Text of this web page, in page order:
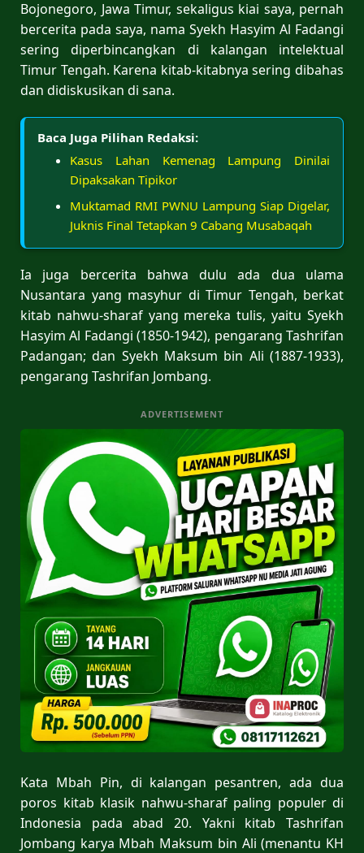
Bojonegoro, Jawa Timur, sekaligus kiai saya, pernah
bercerita pada saya, nama Syekh Hasyim Al Fadangi
sering diperbincangkan di kalangan intelektual
Timur Tengah. Karena kitab-kitabnya sering dibahas
dan didiskusikan di sana.
Baca Juga Pilihan Redaksi:
Kasus Lahan Kemenag Lampung Dinilai
Dipaksakan Tipikor
Muktamad RMI PWNU Lampung Siap Digelar,
Juknis Final Tetapkan 9 Cabang Musabaqah
Ia juga bercerita bahwa dulu ada dua ulama
Nusantara yang masyhur di Timur Tengah, berkat
kitab nahwu-sharaf yang mereka tulis, yaitu Syekh
Hasyim Al Fadangi (1850-1942), pengarang Tashrifan
Padangan; dan Syekh Maksum bin Ali (1887-1933),
pengarang Tashrifan Jombang.
ADVERTISEMENT
Kata Mbah Pin, di kalangan pesantren, ada dua
poros kitab klasik nahwu-sharaf paling populer di
Indonesia pada abad 20. Yakni kitab Tashrifan
Jombang karya Mbah Maksum bin Ali (menantu KH